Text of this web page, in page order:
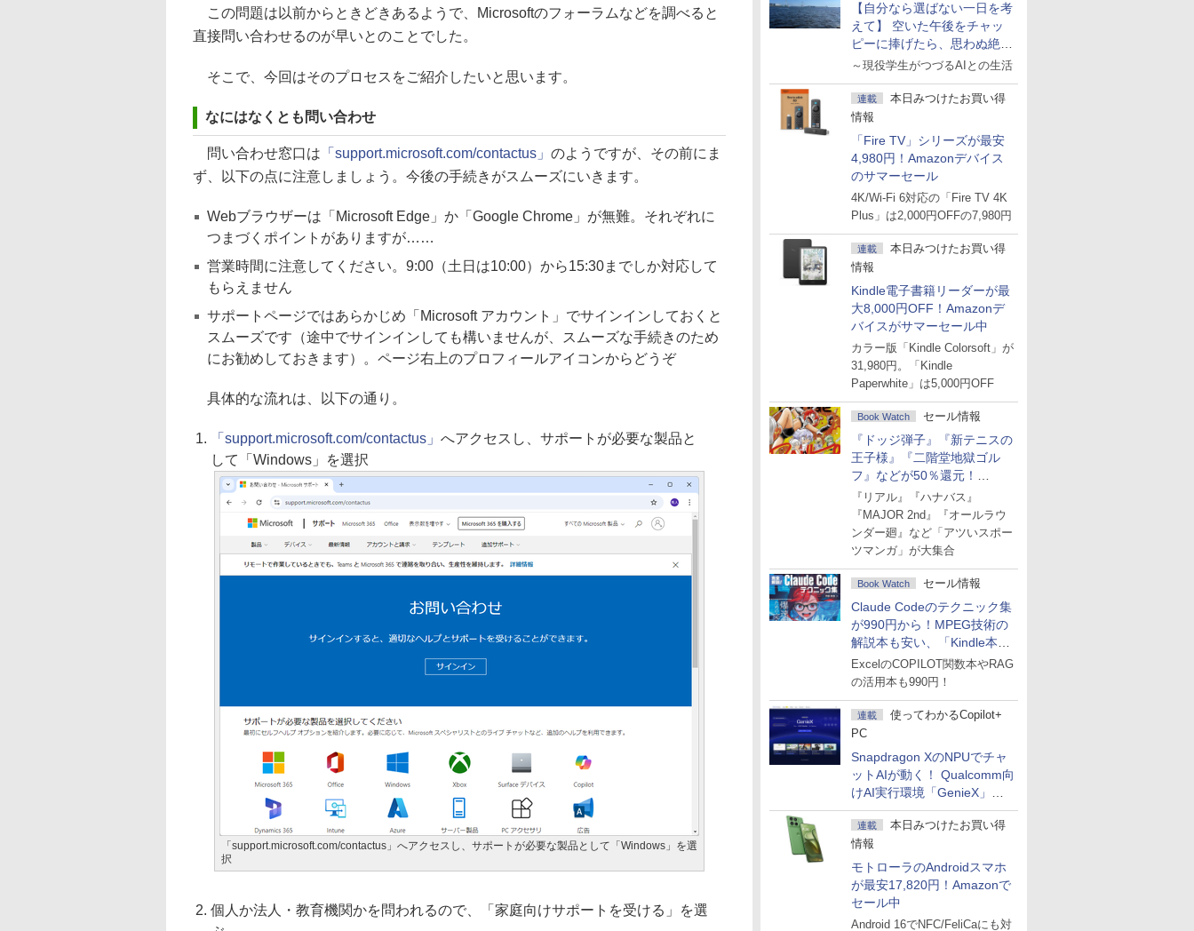
【自分なら選ばない一日を考
えて】 空いた午後をチャッ
ピーに捧げたら、思わぬ絶景
に出会った話
～現役学生がつづるAIとの生活
連載
本日みつけたお買い得
情報
「Fire TV」シリーズが最安
4,980円！Amazonデバイス
のサマーセール
4K/Wi-Fi 6対応の「Fire TV 4K
Plus」は2,000円OFFの7,980円
連載
本日みつけたお買い得
情報
Kindle電子書籍リーダーが最
大8,000円OFF！Amazonデ
バイスがサマーセール中
カラー版「Kindle Colorsoft」が
31,980円。「Kindle
Paperwhite」は5,000円OFF
Book Watch セール情報
『ドッジ弾子』『新テニスの
王子様』『二階堂地獄ゴル
フ』などが50％還元！
Amazonマンガ週末セール
『リアル』『ハナバス』
『MAJOR 2nd』『オールラウ
ンダー廻』など「アツいスポー
ツマンガ」が大集合
Book Watch セール情報
Claude Codeのテクニック集
が990円から！MPEG技術の
解説本も安い、「Kindle本サ
マーセール」第2弾開始！
ExcelのCOPILOT関数本やRAG
の活用本も990円！
連載
使ってわかるCopilot+
PC
Snapdragon XのNPUでチャ
ットAIが動く！ Qualcomm向
けAI実行環境「GenieX」を
試してみた
連載
本日みつけたお買い得
情報
モトローラのAndroidスマホ
が最安17,820円！Amazonで
セール中
Android 16でNFC/FeliCaにも対
この問題は以前からときどきあるようで、Microsoftのフォーラムなどを調べると
直接問い合わせるのが早いとのことでした。
そこで、今回はそのプロセスをご紹介したいと思います。
なにはなくとも問い合わせ
問い合わせ窓口は 「support.microsoft.com/contactus」 のようですが、その前にま
ず、以下の点に注意しましょう。今後の手続きがスムーズにいきます。
Webブラウザーは「Microsoft Edge」か「Google Chrome」が無難。それぞれに
つまづくポイントがありますが……
営業時間に注意してください。9:00（土日は10:00）から15:30までしか対応して
もらえません
サポートページではあらかじめ「Microsoft アカウント」でサインインしておくと
スムーズです（途中でサインインしても構いませんが、スムーズな手続きのため
にお勧めしておきます）。ページ右上のプロフィールアイコンからどうぞ
具体的な流れは、以下の通り。
「support.microsoft.com/contactus」 へアクセスし、サポートが必要な製品と
して「Windows」を選択
「support.microsoft.com/contactus」へアクセスし、サポートが必要な製品として「Windows」を選
択
個人か法人・教育機関かを問われるので、「家庭向けサポートを受ける」を選